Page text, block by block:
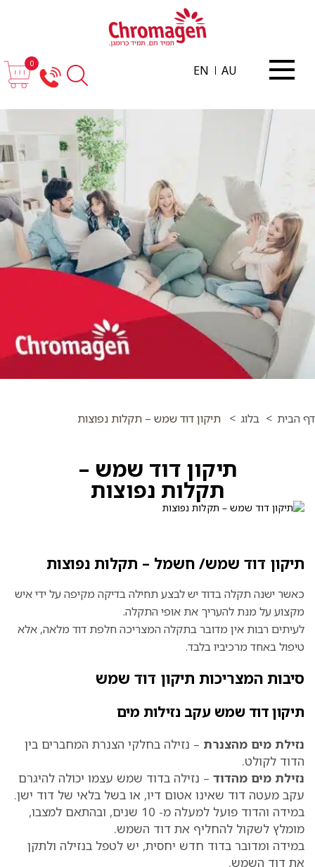
AU
EN
0
דף הבית > בלוג > תיקון דוד שמש – תקלות נפוצות
תיקון דוד שמש –
תקלות נפוצות
תיקון דוד שמש/ חשמל – תקלות נפוצות
כאשר ישנה תקלה בדוד יש לבצע תחילה בדיקה מקיפה על ידי איש
מקצוע על מנת להעריך את אופי התקלה.
לעיתים רבות אין מדובר בתקלה המצריכה חלפת דוד מלאה, אלא
טיפול באחד מרכיביו בלבד.
סיבות המצריכות תיקון דוד שמש
תיקון דוד שמש עקב נזילות מים
נזילת מים מהצנרת – נזילה בחלקי הצנרת המחברים בין
הדוד לקולט.
נזילת מים מהדוד – נזילה בדוד שמש עצמו יכולה להיגרם
עקב מעטה דוד שאינו אטום דיו, או בשל בלאי של דוד ישן.
במידה והדוד פועל למעלה מ- 10 שנים, ובהתאם למצבו,
מומלץ לשקול להחליף את דוד השמש.
במידה ומדובר בדוד חדש יחסית, יש לטפל בנזילה ולתקן
את דוד השמש.